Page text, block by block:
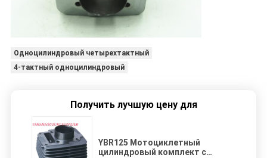
Одноцилиндровый четырехтактный
4-тактный одноцилиндровый
Получить лучшую цену для
YBR125 Мотоциклетный
цилиндровый комплект с